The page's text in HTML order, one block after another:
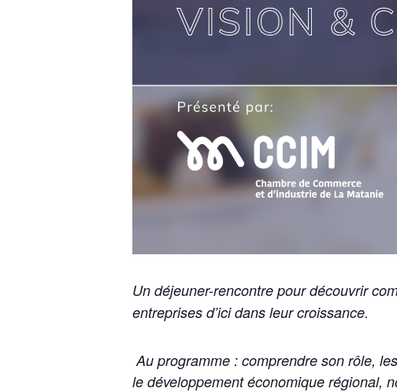
Un déjeuner-rencontre pour découvrir
entreprises d’ici dans leur croissance.
Au programme : comprendre son rôle,
le développement économique régional,